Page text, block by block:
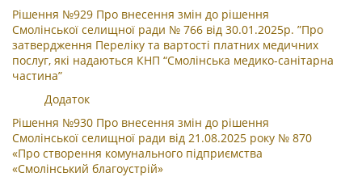
Рішення №929 Про внесення змін до рішення
Смолінської селищної ради № 766 від 30.01.2025р. ”Про
затвердження Переліку та вартості платних медичних
послуг, які надаються КНП “Смолінська медико-санітарна
частина”
Додаток
Рішення №930 Про внесення змін до рішення
Смолінської селищної ради від 21.08.2025 року № 870
«Про створення комунального підприємства
«Смолінський благоустрій»